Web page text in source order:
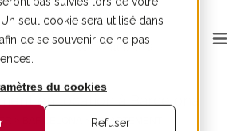
seul cookie sera utilisé dans
de se souvenir de ne pas
du cookies
Refuser
en location à Barcelona
> BARCELONA > APPARTEMENT